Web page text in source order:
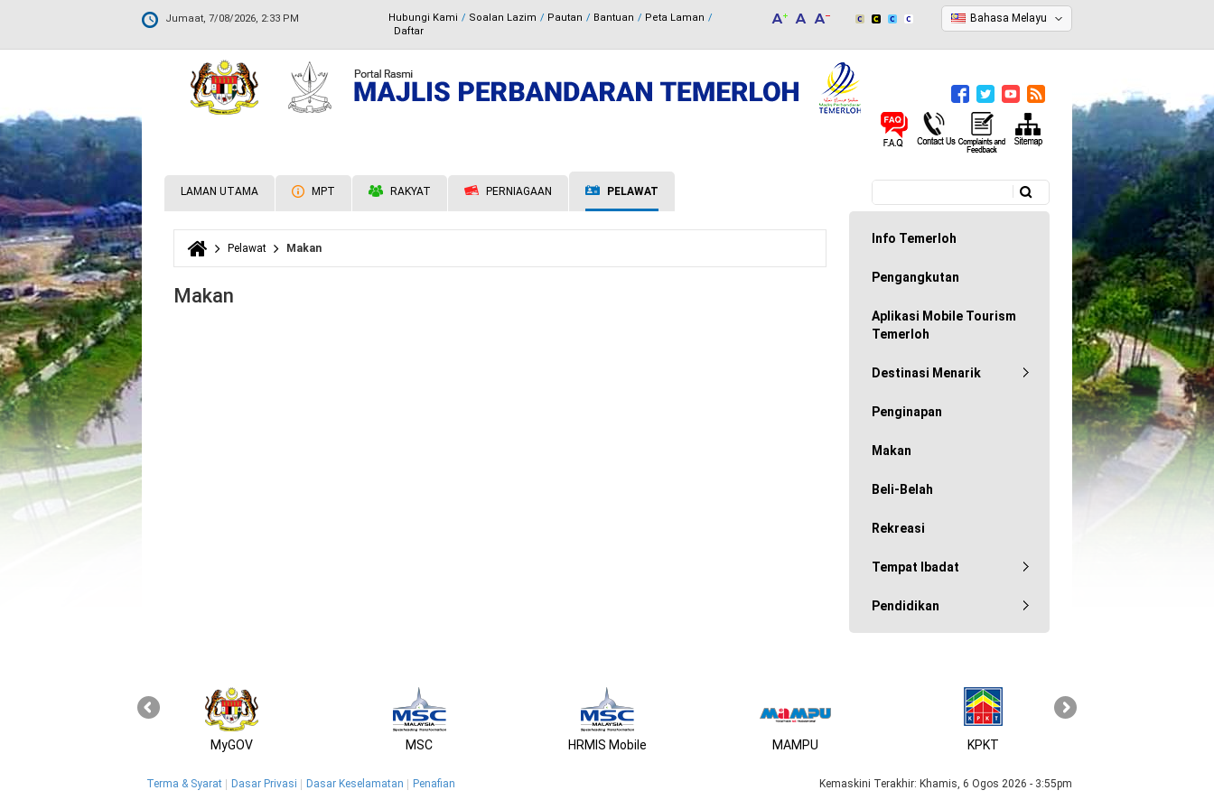
Jumaat, 7/08/2026, 2:33 PM Hubungi Kami Soalan Lazim Pautan Bantuan
Peta Laman
Daftar
Bahasa Melayu
LAMAN UTAMA MPT RAKYAT PERNIAGAAN PELAWAT
Borang carian
Anda di sini
Pelawat Makan
Makan
Info Temerloh
Pengangkutan
Aplikasi Mobile Tourism
Temerloh
Destinasi Menarik
Penginapan
Makan
Beli-Belah
Rekreasi
Tempat Ibadat
Pendidikan
MyGOV MSC HRMIS Mobile MAMPU KPKT
Terma & Syarat Dasar Privasi Dasar Keselamatan Penafian Kemaskini Terakhir: Khamis, 6 Ogos 2026 - 3:55pm